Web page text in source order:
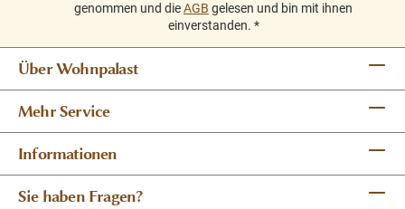
genommen und dieAGB gelesen und bin mit ihnen
einverstanden. *
Über Wohnpalast
Mehr Service
Informationen
Sie haben Fragen?